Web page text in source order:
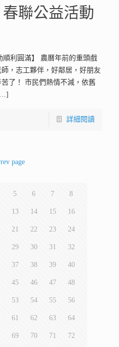
春聯公益活動
順利圓滿】 農曆年前的重頭戲
，志工夥伴，好鄰居，好朋友
了！ 市民們熱情不減，依舊
詳細閱讀
page
5 6 7 8
13 14 15 16
21 22 23 24
29 30 31 32
37 38 39 40
45 46 47 48
53 54 55 56
61 62 63 64
69 70 71 72